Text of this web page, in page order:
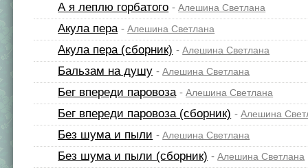
А я леплю горбатого -Алешина Светлана
Акула пера -Алешина Светлана
Акула пера (сборник) -Алешина Светлана
Бальзам на душу -Алешина Светлана
Бег впереди паровоза -Алешина Светлана
Бег впереди паровоза (сборник) -Алешина
Без шума и пыли -Алешина Светлана
Без шума и пыли (сборник) -Алешина Светлана